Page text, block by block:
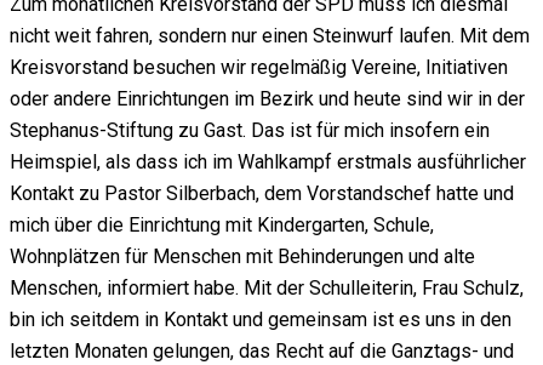
nicht weit fahren, sondern nur einen Steinwurf laufen. Mit dem
Kreisvorstand besuchen wir regelmäßig Vereine, Initiativen
oder andere Einrichtungen im Bezirk und heute sind wir in der
Stephanus-Stiftung zu Gast. Das ist für mich insofern ein
Heimspiel, als dass ich im Wahlkampf erstmals ausführlicher
Kontakt zu Pastor Silberbach, dem Vorstandschef hatte und
mich über die Einrichtung mit Kindergarten, Schule,
Wohnplätzen für Menschen mit Behinderungen und alte
Menschen, informiert habe. Mit der Schulleiterin, Frau Schulz,
bin ich seitdem in Kontakt und gemeinsam ist es uns in den
letzten Monaten gelungen, das Recht auf die Ganztags- und